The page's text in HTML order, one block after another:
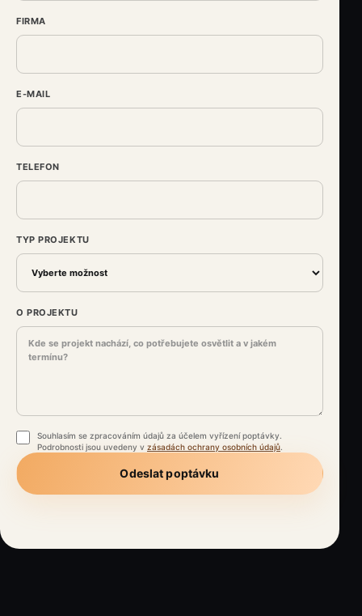
FIRMA
E-MAIL
TELEFON
TYP PROJEKTU
O PROJEKTU
Souhlasím se zpracováním údajů za účelem vyřízení poptávky.
Podrobnosti jsou uvedeny v zásadách ochrany osobních údajů.
Odeslat poptávku